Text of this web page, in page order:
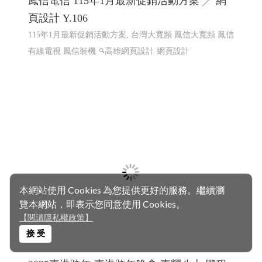
本網站使用 Cookies 為您提供更好的服務。繼續瀏
覽本網站，即表示您同意使用 Cookies。
【閱讀隱私權政策】
接 受
頁設計 Y.106
115年1月最新促銷活動方案, 台灣大寬頻 鳳信大寬頻 鳳信
有線電視 鳳信裝機
高雄網頁設計 網頁設計